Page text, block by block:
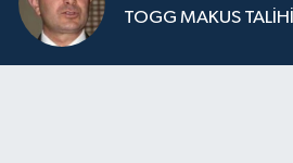
TOGG MAKUS